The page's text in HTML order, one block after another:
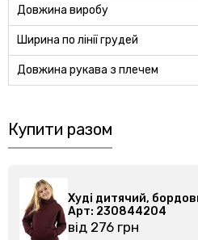
Довжина виробу
Ширина по лiнiї грудей
Довжина рукава з плечем
Купити разом
039
Худі
Арт: